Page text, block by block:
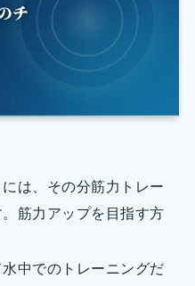
は、その分筋力トレー
筋力アップを目指す方
中でのトレーニングだ